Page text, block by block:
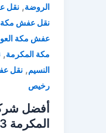
الروضة, نقل
نقل عفش مكة
عفش مكة
مكة المكرمة,
النسيم, نقل
رخيص
أفضل
المكرمة 0532886283